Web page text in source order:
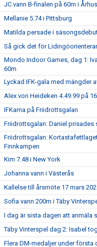
JC vann B-finalen på 60m i Århus
Mellanie 5.74 i Pittsburg
Matilda persade i
Så gick det för
Mondo Indoor Games, dag 1:
60m
Lyckad IFK-gala med mängder
Alex von Heideken 4.49.99 på
IFKarna på Friidrottsgalan
Friidrottsgalan: Daniel
Friidrottsgalan:
Finnkampen
Kim 7.48 i New York
Johanna vann i Västerås
Kallelse till årsmöte 17 mars
Sofia vann 200m i Täby
I dag är sista dagen att anmäla
Täby Vinterspel dag 2: Isabel
Flera DM-medaljer under första